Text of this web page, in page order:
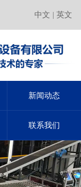
中文 | 英文
新闻动态
联系我们